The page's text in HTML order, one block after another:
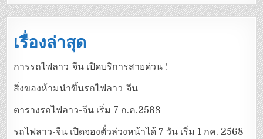
เรื่องล่าสุด
การรถไฟลาว-จีน เปิดบริการสายด่วน !
สิ่งของห้ามนำขึ้นรถไฟลาว-จีน
ตารางรถไฟลาว-จีน เริ่ม 7 ก.ค.2568
รถไฟลาว-จีน เปิดจองตั๋วล่วงหน้าได้ 7 วัน เริ่ม 1 กค. 2568